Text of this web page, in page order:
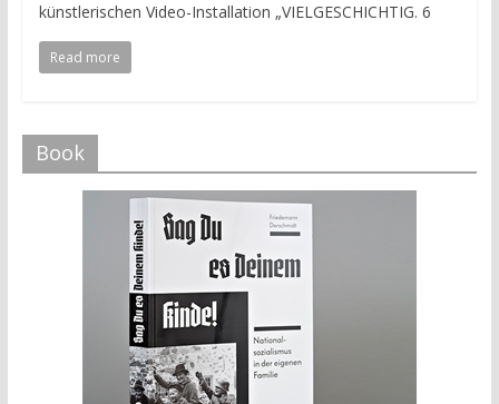
künstlerischen Video-Installation „VIELGESCHICHTIG. 6
Read more
Book